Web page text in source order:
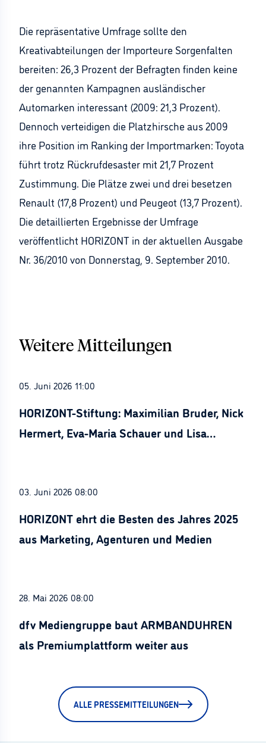
Die repräsentative Umfrage sollte den
Kreativabteilungen der Importeure Sorgenfalten
bereiten: 26,3 Prozent der Befragten finden keine
der genannten Kampagnen ausländischer
Automarken interessant (2009: 21,3 Prozent).
Dennoch verteidigen die Platzhirsche aus 2009
ihre Position im Ranking der Importmarken: Toyota
führt trotz Rückrufdesaster mit 21,7 Prozent
Zustimmung. Die Plätze zwei und drei besetzen
Renault (17,8 Prozent) und Peugeot (13,7 Prozent).
Die detaillierten Ergebnisse der Umfrage
veröffentlicht HORIZONT in der aktuellen Ausgabe
Nr. 36/2010 von Donnerstag, 9. September 2010.
Weitere Mitteilungen
05. Juni 2026 11:00
HORIZONT-Stiftung: Maximilian Bruder, Nick
Hermert, Eva-Maria Schauer und Lisa
03. Juni 2026 08:00
HORIZONT ehrt die Besten des Jahres 2025
aus Marketing, Agenturen und Medien
28. Mai 2026 08:00
dfv Mediengruppe baut ARMBANDUHREN
als Premiumplattform weiter aus
ALLE PRESSEMITTEILUNGEN